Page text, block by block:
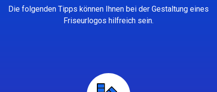
Die folgenden Tipps können Ihnen bei der Gestaltung eines
Friseurlogos hilfreich sein.